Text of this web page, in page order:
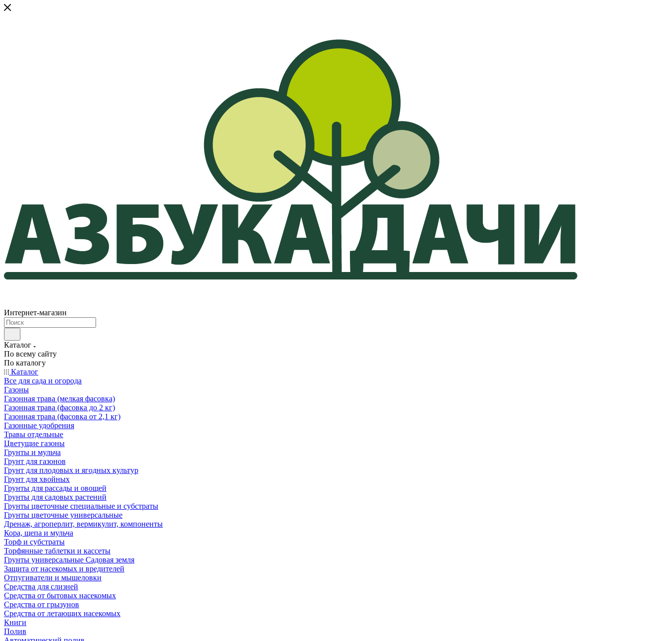
Интернет-магазин
Каталог
По всему сайту
По каталогу
Каталог
Все для сада и огорода
Газоны
Газонная трава (мелкая фасовка)
Газонная трава (фасовка до 2 кг)
Газонная трава (фасовка от 2,1 кг)
Газонные удобрения
Травы отдельные
Цветущие газоны
Грунты и мульча
Грунт для газонов
Грунт для плодовых и ягодных культур
Грунт для хвойных
Грунты для рассады и овощей
Грунты для садовых растений
Грунты цветочные специальные и субстраты
Грунты цветочные универсальные
Дренаж, агроперлит, вермикулит, компоненты
Кора, щепа и мульча
Торф и субстраты
Торфянные таблетки и кассеты
Грунты универсальные Садовая земля
Защита от насекомых и вредителей
Отпугиватели и мышеловки
Средства для слизней
Средства от бытовых насекомых
Средства от грызунов
Средства от летающих насекомых
Книги
Полив